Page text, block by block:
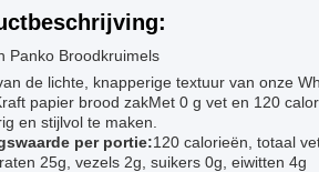
Panko Broodkruimels
de lichte, knapperige textuur van onze
papier brood zakMet 0 g vet en 120
en stijlvol te maken.
per portie:120 calorieën, totaal
25g, vezels 2g, suikers 0g, eiwitten 4g